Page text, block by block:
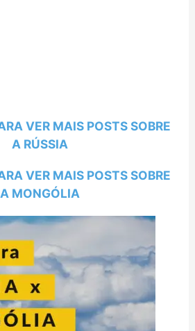
VER MAIS POSTS SOBRE
A RÚSSIA
VER MAIS POSTS SOBRE
A MONGÓLIA